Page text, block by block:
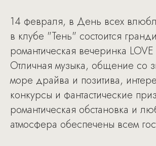
14 февраля, в День всех
в клубе "Тень" состоится
романтическая вечеринка LOVE
Отличная музыка, общение со
море драйва и позитива,
конкурсы и фантастические
романтическая обстановка и
атмосфера обеспечены всем